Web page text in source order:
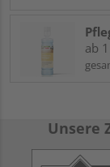
ab
Unsere